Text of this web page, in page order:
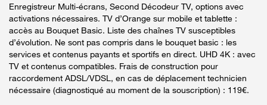
Enregistreur Multi-écrans, Second Décodeur TV, options avec
activations nécessaires. TV d’Orange sur mobile et tablette :
accès au Bouquet Basic. Liste des chaînes TV susceptibles
d’évolution. Ne sont pas compris dans le bouquet basic : les
services et contenus payants et sportifs en direct. UHD 4K : avec
TV et contenus compatibles. Frais de construction pour
raccordement ADSL/VDSL, en cas de déplacement technicien
nécessaire (diagnostiqué au moment de la souscription) : 119€.